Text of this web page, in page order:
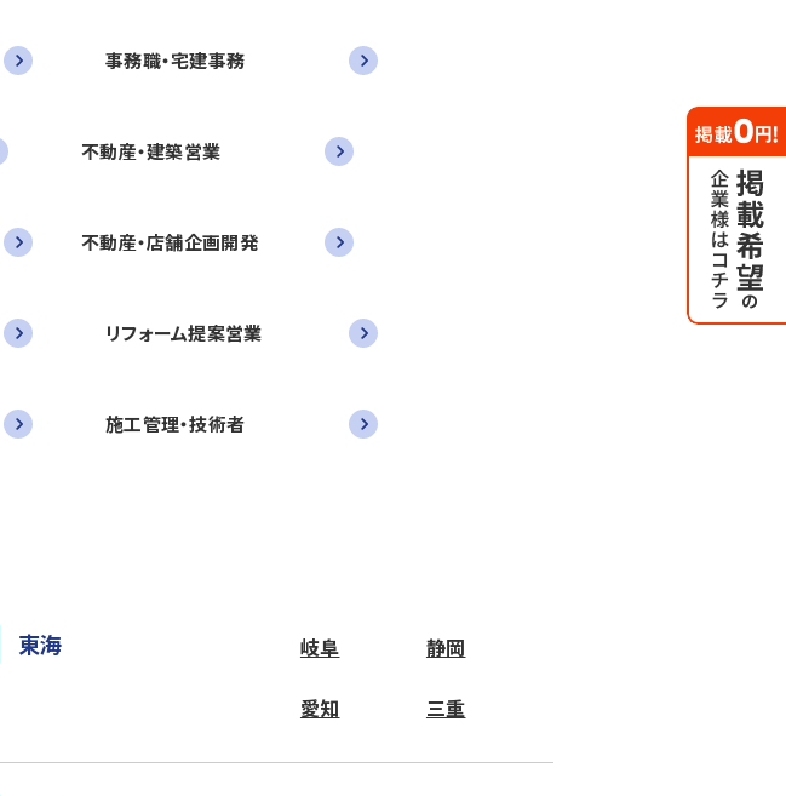
事務職・宅建事務
不動産・建築営業
不動産・店舗企画開発
リフォーム提案営業
施工管理・技術者
東海 岐阜 静岡
愛知 三重